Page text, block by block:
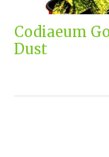
Codiaeum
Dust